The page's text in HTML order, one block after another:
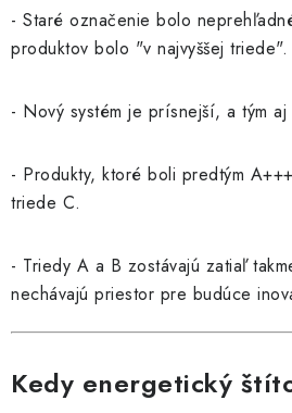
- Staré označenie bolo
produktov bolo "v najvyššej triede".
- Nový systém je prísnejší, a tým aj
- Produkty, ktoré boli predtým
triede C.
- Triedy A a B zostávajú zatiaľ
nechávajú priestor pre budúce
Kedy energetický